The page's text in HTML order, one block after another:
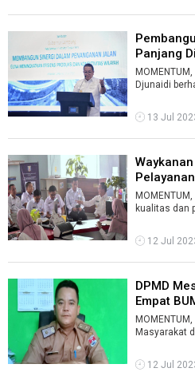
Panjang
...
Djunaidi
13 Jul
kualitas dan
...
12 Jul
DPMD
Empat
Masyarakat
D ...
12 Jul